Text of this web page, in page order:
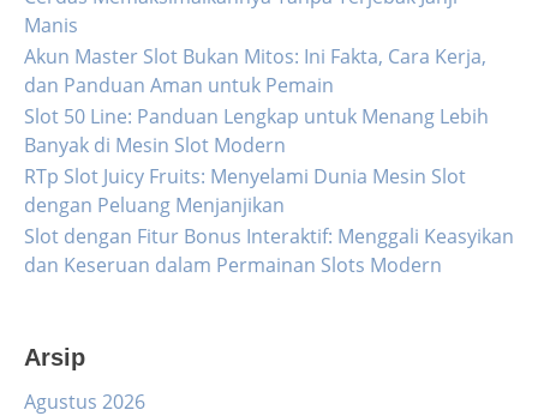
Manis
Akun Master Slot Bukan Mitos: Ini Fakta, Cara Kerja,
dan Panduan Aman untuk Pemain
Slot 50 Line: Panduan Lengkap untuk Menang Lebih
Banyak di Mesin Slot Modern
RTp Slot Juicy Fruits: Menyelami Dunia Mesin Slot
dengan Peluang Menjanjikan
Slot dengan Fitur Bonus Interaktif: Menggali Keasyikan
dan Keseruan dalam Permainan Slots Modern
Arsip
Agustus 2026